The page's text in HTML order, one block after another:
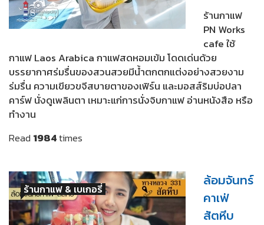
ร้านกาแฟ
PN Works
cafe ใช้
กาแฟ Laos Arabica กาแฟสดหอมเข้ม โดดเด่นด้วย
บรรยากาศร่มรื่นของสวนสวยมีน้ำตกตกแต่งอย่างสวยงาม
ร่มรื่น ความเขียวขจีสบายตาของเฟิร์น และมอสส์ริมบ่อปลา
คาร์ฟ นั่งดูเพลินตา เหมาะแก่การนั่งจิบกาแฟ อ่านหนังสือ หรือ
ทำงาน
Read 1984times
ร้านกาแฟ & เบเกอรี่
ล้อมจันทร์
คาเฟ่
สัตหีบ